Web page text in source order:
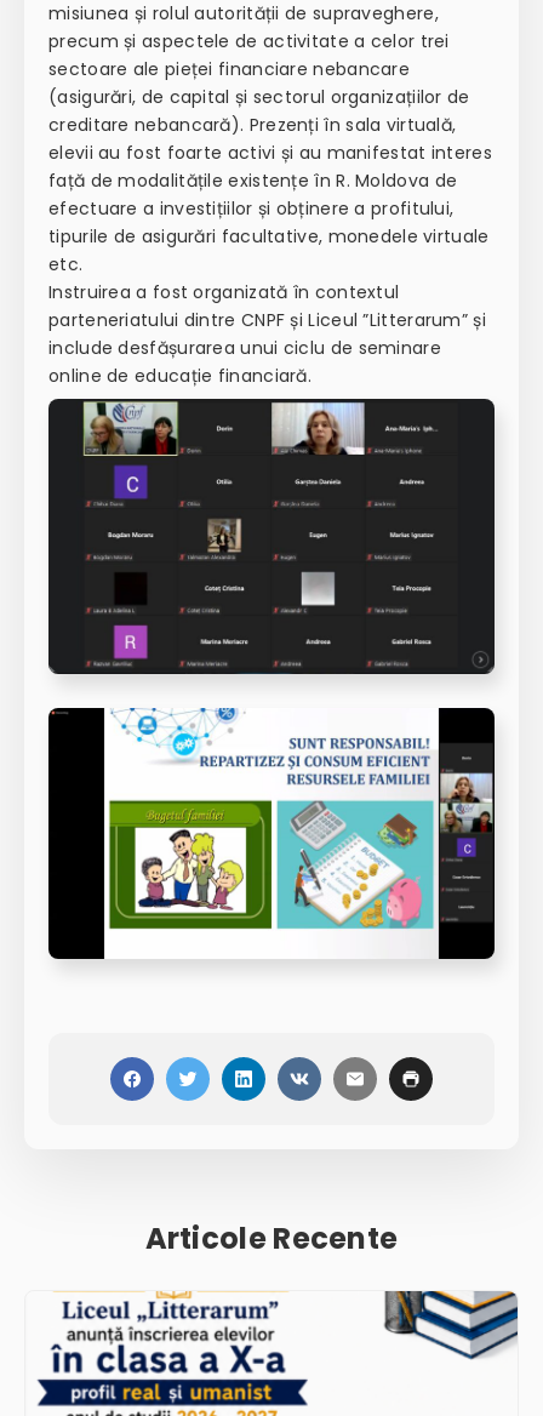
misiunea și rolul autorității de supraveghere,
precum și aspectele de activitate a celor trei
sectoare ale pieței financiare nebancare
(asigurări, de capital și sectorul organizațiilor de
creditare nebancară). Prezenți în sala virtuală,
elevii au fost foarte activi și au manifestat interes
față de modalitățile existențe în R. Moldova de
efectuare a investițiilor și obținere a profitului,
tipurile de asigurări facultative, monedele virtuale
etc.
Instruirea a fost organizată în contextul
parteneriatului dintre CNPF și Liceul ”Litterarum” și
include desfășurarea unui ciclu de seminare
online de educație financiară.
Articole Recente